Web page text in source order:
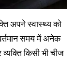
अपने स्वास्थ्य को
समय में अनेक
व्यक्ति किसी भी चीज